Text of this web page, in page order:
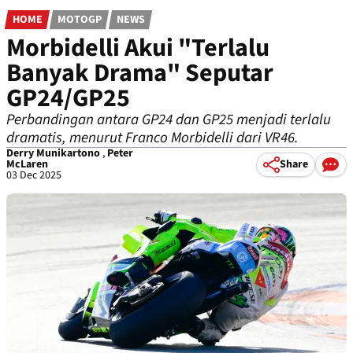
HOME MOTOGP NEWS
Morbidelli Akui "Terlalu
Banyak Drama" Seputar
GP24/GP25
Perbandingan antara GP24 dan GP25 menjadi terlalu
dramatis, menurut Franco Morbidelli dari VR46.
Derry Munikartono, Peter
McLaren
03 Dec 2025
Share